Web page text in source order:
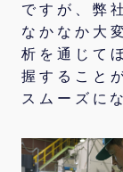
ですが、弊
なかなか大
析を通じて
握すること
スムーズに